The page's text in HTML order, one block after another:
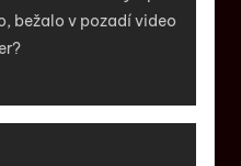
bežalo v pozadí video